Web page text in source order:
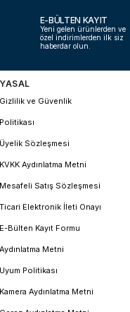
E-BÜLTEN KAYIT
Yeni gelen ürünlerden ve
özel indirimlerden ilk siz
haberdar olun.
YASAL
Gizlilik ve Güvenlik
Politikası
Üyelik Sözleşmesi
KVKK Aydınlatma Metni
Mesafeli Satış Sözleşmesi
Ticari Elektronik İleti Onayı
E-Bülten Kayıt Formu
Aydınlatma Metni
Uyum Politikası
Kamera Aydınlatma Metni